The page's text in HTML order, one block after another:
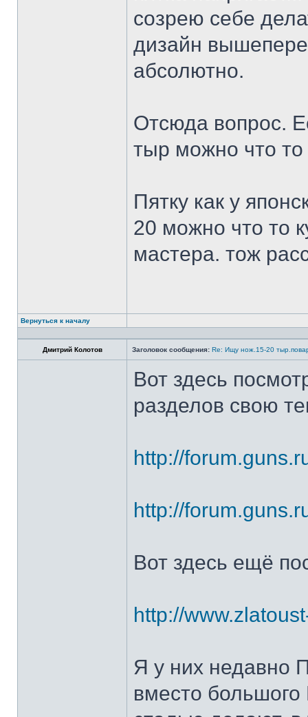
созрею себе
дизайн
абсолютно.
Отсюда вопрос.
тыр можно что
Пятку как у
20 можно что то
мастера. тож
Вернуться к началу
Дмитрий Колотов Заголовок сообщения: Re: Ищу нож.15-20
Вот здесь
разделов свою
http://
http://
Вот здесь ещё
http://
Я у них недавно
вместо